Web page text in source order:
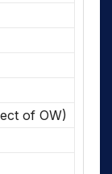
of OW)